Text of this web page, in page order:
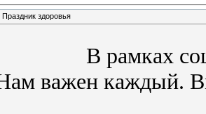
Праздник здоровья
В рамках
важен каждый.